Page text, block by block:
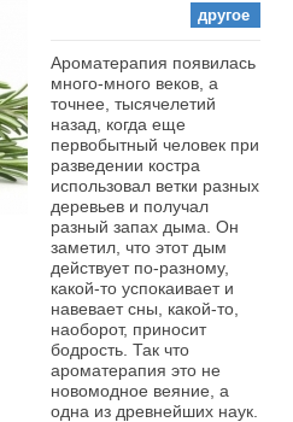
другое
Ароматерапия появилась
много-много веков, а
точнее, тысячелетий
назад, когда еще
первобытный человек при
разведении костра
использовал ветки разных
деревьев и получал
разный запах дыма. Он
заметил, что этот дым
действует по-разному,
какой-то успокаивает и
навевает сны, какой-то,
наоборот, приносит
бодрость. Так что
ароматерапия это не
новомодное веяние, а
одна из древнейших наук.